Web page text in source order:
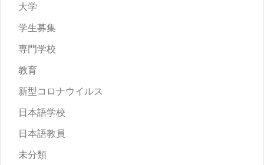
大学
学生募集
専門学校
教育
新型コロナウイルス
日本語学校
日本語教員
未分類